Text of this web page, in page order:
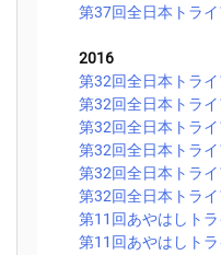
第37回全日本トライ
2016
第32回全日本トライ
第32回全日本トライ
第32回全日本トライ
第32回全日本トライ
第32回全日本トラ
第32回全日本トラ
第11回あやはしトラ
第11回あやはしトラ